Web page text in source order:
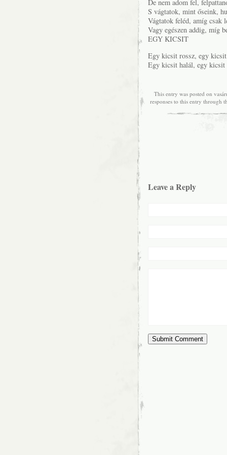
De nem adom fel,
S vágtatok, mint őseink,
Vágtatok feléd, amíg csak
Vagy egészen addig, míg
EGY KICSIT
Egy kicsit rossz, egy
Egy kicsit halál, egy kicsit
This entry was posted on
responses to this entry through
Leave a Reply